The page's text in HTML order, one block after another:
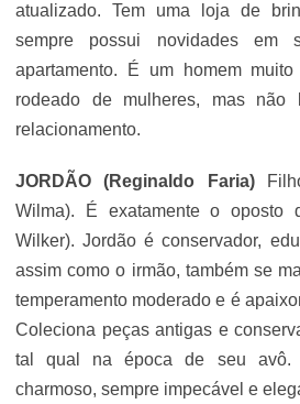
atualizado. Tem uma loja de
sempre possui novidades em
apartamento. É um homem
rodeado de mulheres, mas não
relacionamento.
JORDÃO (Reginaldo Faria)
Wilma). É exatamente o oposto
Wilker). Jordão é conservador,
assim como o irmão, também se
temperamento moderado e é
Coleciona peças antigas e
tal qual na época de seu avô.
charmoso, sempre impecável e